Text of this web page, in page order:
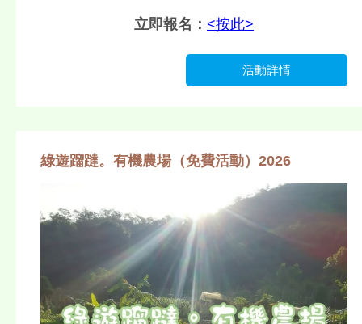
立即報名： <按此>
活動詳情
綠遊蹓躂。有機農場（免費活動）2026